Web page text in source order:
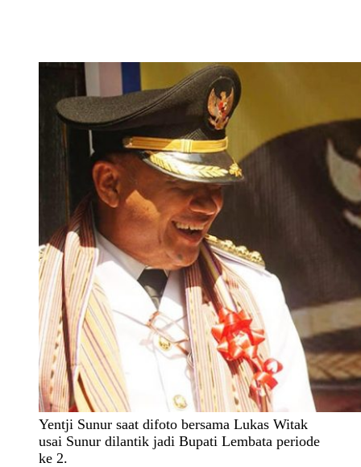
Yentji Sunur saat difoto bersama Lukas Witak
usai Sunur dilantik jadi Bupati Lembata periode
ke 2.